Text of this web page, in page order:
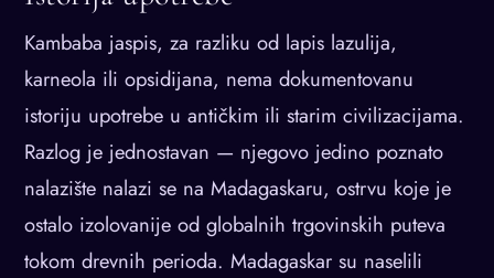
Kambaba jaspis, za razliku od lapis lazulija,
karneola ili opsidijana, nema dokumentovanu
istoriju upotrebe u antičkim ili starim civilizacijama.
Razlog je jednostavan — njegovo jedino poznato
nalazište nalazi se na Madagaskaru, ostrvu koje je
ostalo izolovanije od globalnih trgovinskih puteva
tokom drevnih perioda. Madagaskar su naselili